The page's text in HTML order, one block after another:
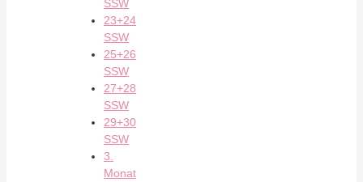
SSW
23+24
SSW
25+26
SSW
27+28
SSW
29+30
SSW
3.
Monat